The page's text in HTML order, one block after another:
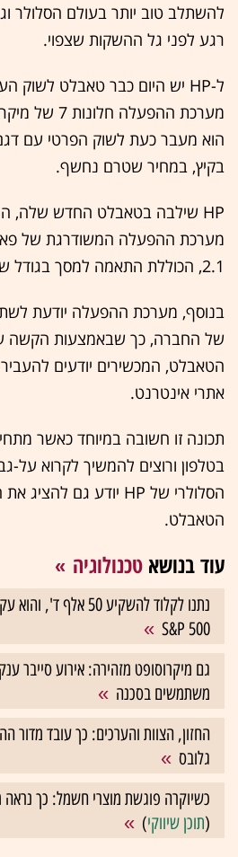
להשתלב טוב יותר בעולם הסלולר
רגע לפני גל ההשקות שצפוי.
מערכת
הוא מעבר כעת לשוק הפרטי עם
בקיץ, במחיר שטרם נחשף.
2.1, הכוללת התאמה למסך בגודל של 9.7 אינץ'.
בנוסף, מערכת ההפעלה יודעת
של החברה, כך שבאמצעות הקשה
הטאבלט, המכשירים יודעים
אתרי אינטרנט.
תכונה זו חשובה במיוחד כאשר
בטלפון ורוצים להמשיך לקרוא על-
הטאבלט.
עוד בנושא טכנולוגיה
נתנו לקלוד להשקיע 50
S&P 500
גם מיקרוסופט מזהירה: אירוע סייבר
משתמשים בסכנה
החזון, הצוות והערכים: כך עובד מדור
גלובס
כשיוקרה פוגשת מוצרי חשמל: כך
(תוכן שיווקי)